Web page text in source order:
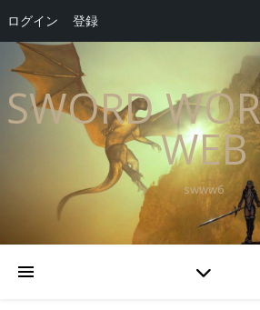
ログイン 登録
SWORD
WEB
swww6